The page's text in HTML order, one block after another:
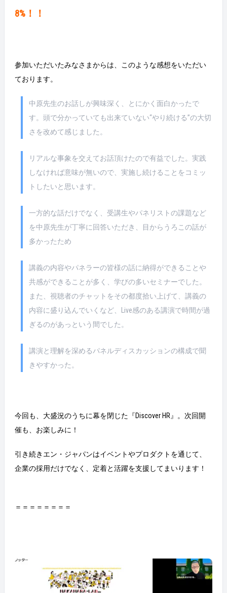
8%！！
参加いただいたみなさまからは、このような感想をいただい
ております。
中原先生のお話しが興味深く、とにかく面白かったで
す。頭で分かっていても出来ていない“やり続ける”の大切
さを改めて感じました。
リアルな事象を交えてお話頂けたので有益でした。実践
しなければ意味が無いので、実施し続けることをコミッ
トしたいと思います。
一方的な話だけでなく、受講生やパネリストの課題など
を中原先生が丁寧に回答いただき、目からうろこの話が
多かったため
講義の内容やパネラーの皆様の話に納得ができることや
共感ができることが多く、学びの多いセミナーでした。
また、視聴者のチャットをその都度拾い上げて、講義の
内容に盛り込んでいくなど、Live感のある講演で時間が過
ぎるのがあっという間でした。
講演と理解を深めるパネルディスカッションの構成で聞
きやすかった。
今回も、大盛況のうちに幕を閉じた『Discover HR』。次回開
催も、お楽しみに！
引き続きエン・ジャパンはイベントやプロダクトを通じて、
企業の採用だけでなく、定着と活躍を支援してまいります！
＝＝＝＝＝＝＝＝